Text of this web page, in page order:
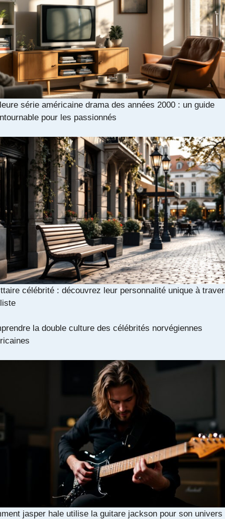
série américaine drama des années 2000 : un guide
pour les passionnés
célébrité : découvrez leur personnalité unique à
la double culture des célébrités norvégiennes
jasper hale utilise la guitare jackson pour son univers